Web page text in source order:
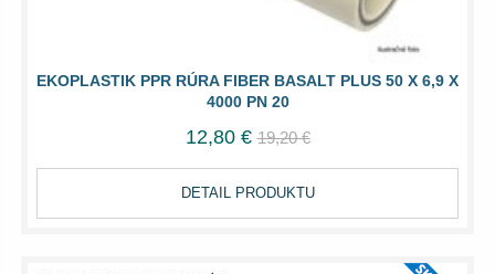
EKOPLASTIK PPR RÚRA FIBER BASALT PLUS 50 X 6,9 X
4000 PN 20
12,80 € 19,20 €
DETAIL PRODUKTU